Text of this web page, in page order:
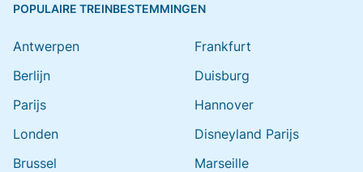
POPULAIRE TREINBESTEMMINGEN
Antwerpen
Berlijn
Parijs
Londen
Brussel
Frankfurt
Duisburg
Hannover
Disneyland Parijs
Marseille